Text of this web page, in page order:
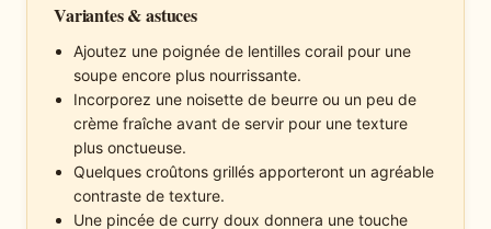
Variantes & astuces
Ajoutez une poignée de lentilles corail pour une
soupe encore plus nourrissante.
Incorporez une noisette de beurre ou un peu de
crème fraîche avant de servir pour une texture
plus onctueuse.
Quelques croûtons grillés apporteront un agréable
contraste de texture.
Une pincée de curry doux donnera une touche